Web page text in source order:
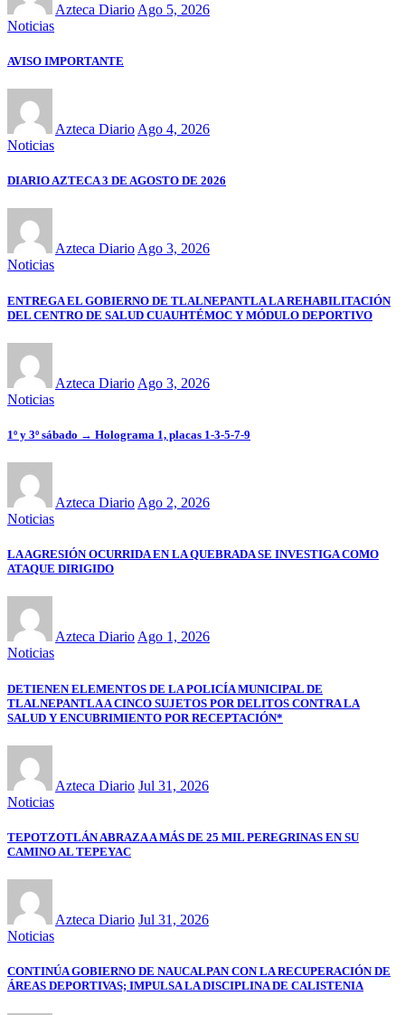
Azteca Diario Ago 5, 2026
Noticias
AVISO IMPORTANTE
Azteca Diario Ago 4, 2026
Noticias
DIARIO AZTECA 3 DE AGOSTO DE 2026
Azteca Diario Ago 3, 2026
Noticias
ENTREGA EL GOBIERNO DE TLALNEPANTLA LA REHABILITACIÓN
DEL CENTRO DE SALUD CUAUHTÉMOC Y MÓDULO DEPORTIVO
Azteca Diario Ago 3, 2026
Noticias
1º y 3º sábado → Holograma 1, placas 1-3-5-7-9
Azteca Diario Ago 2, 2026
Noticias
LA AGRESIÓN OCURRIDA EN LA QUEBRADA SE INVESTIGA COMO
ATAQUE DIRIGIDO
Azteca Diario Ago 1, 2026
Noticias
DETIENEN ELEMENTOS DE LA POLICÍA MUNICIPAL DE
TLALNEPANTLA A CINCO SUJETOS POR DELITOS CONTRA LA
SALUD Y ENCUBRIMIENTO POR RECEPTACIÓN*
Azteca Diario Jul 31, 2026
Noticias
TEPOTZOTLÁN ABRAZA A MÁS DE 25 MIL PEREGRINAS EN SU
CAMINO AL TEPEYAC
Azteca Diario Jul 31, 2026
Noticias
CONTINÚA GOBIERNO DE NAUCALPAN CON LA RECUPERACIÓN DE
ÁREAS DEPORTIVAS; IMPULSA LA DISCIPLINA DE CALISTENIA